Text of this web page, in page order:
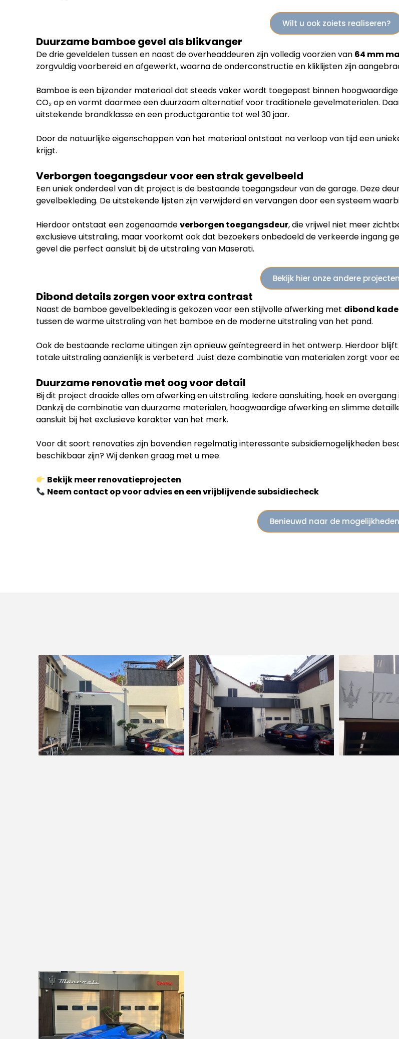
Wilt u ook zoiets realiseren?
Duurzame bamboe gevel als blikvanger
De drie geveldelen tussen en naast de overheaddeuren zijn volledig voorzien van 64 mm
zorgvuldig voorbereid en afgewerkt, waarna de onderconstructie en kliklijsten zijn
Bamboe is een bijzonder materiaal dat steeds vaker wordt toegepast binnen
CO₂ op en vormt daarmee een duurzaam alternatief voor traditionele gevelmaterialen.
uitstekende brandklasse en een productgarantie tot wel 30 jaar.
Door de natuurlijke eigenschappen van het materiaal ontstaat na verloop van tijd een
krijgt.
Verborgen toegangsdeur voor een strak gevelbeeld
Een uniek onderdeel van dit project is de bestaande toegangsdeur van de garage. Deze
gevelbekleding. De uitstekende lijsten zijn verwijderd en vervangen door een systeem
Hierdoor ontstaat een zogenaamdeverborgen toegangsdeur, die vrijwel niet meer
exclusieve uitstraling, maar voorkomt ook dat bezoekers onbedoeld de verkeerde ingang
gevel die perfect aansluit bij de uitstraling van Maserati.
Bekijk hier onze andere projecten
Dibond details zorgen voor extra contrast
Naast de bamboe gevelbekleding is gekozen voor een stijlvolle afwerking met dibond
tussen de warme uitstraling van het bamboe en de moderne uitstraling van het pand.
Ook de bestaande reclame uitingen zijn opnieuw geïntegreerd in het ontwerp. Hierdoor
totale uitstraling aanzienlijk is verbeterd. Juist deze combinatie van materialen zorgt voor
Duurzame renovatie met oog voor detail
Bij dit project draaide alles om afwerking en uitstraling. Iedere aansluiting, hoek en
Dankzij de combinatie van duurzame materialen, hoogwaardige afwerking en slimme
aansluit bij het exclusieve karakter van het merk.
Voor dit soort renovaties zijn bovendien regelmatig interessante subsidiemogelijkheden
beschikbaar zijn? Wij denken graag met u mee.
Bekijk meer renovatieprojecten
Neem contact op voor advies en een vrijblijvende subsidiecheck
Benieuwd naar de